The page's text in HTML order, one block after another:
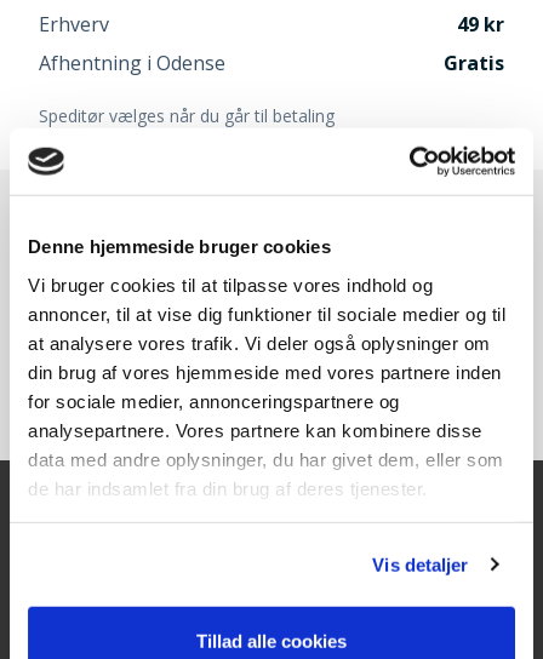
Denne hjemmeside bruger cookies
Vi bruger cookies til at tilpasse vores indhold og
annoncer, til at vise dig funktioner til sociale medier og til
at analysere vores trafik. Vi deler også oplysninger om
din brug af vores hjemmeside med vores partnere inden
for sociale medier, annonceringspartnere og
analysepartnere. Vores partnere kan kombinere disse
data med andre oplysninger, du har givet dem, eller som
de har indsamlet fra din brug af deres tjenester.
Vis detaljer
Tillad alle cookies
Erhverv
49
Afhentning i Odense
Gratis
Speditør vælges når du går til betaling